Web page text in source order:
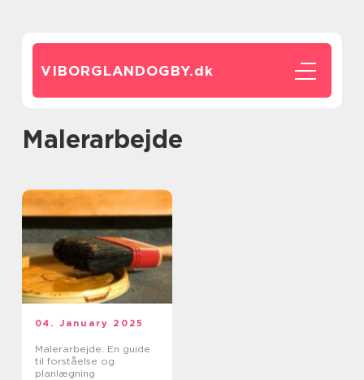
VIBORGLANDOGBY.dk
malerarbejde
04. January 2025
Malerarbejde: En guide
til forståelse og
planlægning